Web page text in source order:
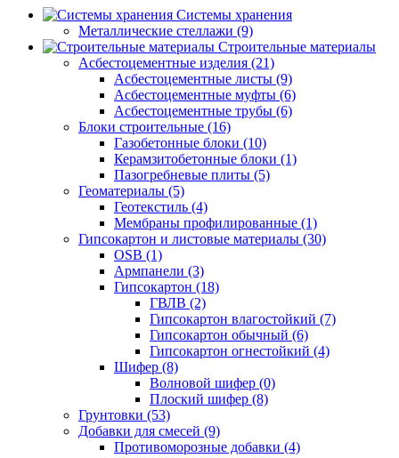
Системы хранения
Металлические стеллажи (9)
Строительные материалы
Асбестоцементные изделия (21)
Асбестоцементные листы (9)
Асбестоцементные муфты (6)
Асбестоцементные трубы (6)
Блоки строительные (16)
Газобетонные блоки (10)
Керамзитобетонные блоки (1)
Пазогребневые плиты (5)
Геоматериалы (5)
Геотекстиль (4)
Мембраны профилированные (1)
Гипсокартон и листовые материалы (30)
OSB (1)
Армпанели (3)
Гипсокартон (18)
ГВЛВ (2)
Гипсокартон влагостойкий (7)
Гипсокартон обычный (6)
Гипсокартон огнестойкий (4)
Шифер (8)
Волновой шифер (0)
Плоский шифер (8)
Грунтовки (53)
Добавки для смесей (9)
Противоморозные добавки (4)